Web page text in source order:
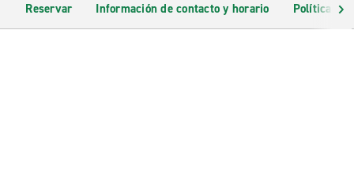
Reservar Información de contacto y horario Políticas